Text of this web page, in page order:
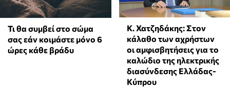
Τι θα συμβεί στο σώμα
σας εάν κοιμάστε μόνο 6
ώρες κάθε βράδυ
Κ. Χατζηδάκης: Στον
κάλαθο των αχρήστων
οι αμφισβητήσεις για το
καλώδιο της ηλεκτρικής
διασύνδεσης Ελλάδας-
Κύπρου